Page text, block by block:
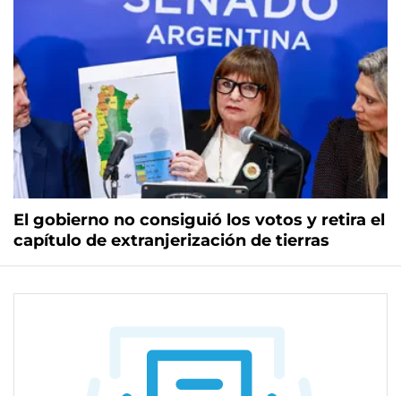
El gobierno no consiguió los votos y retira el
capítulo de extranjerización de tierras